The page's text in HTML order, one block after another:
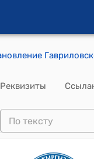
Реквизиты